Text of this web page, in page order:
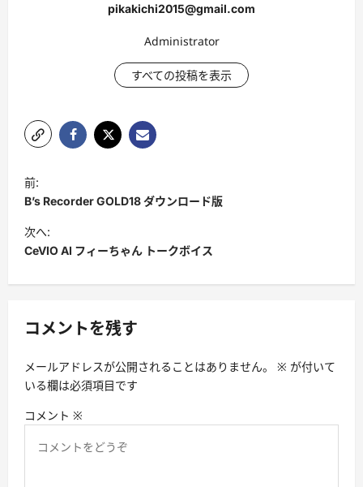
pikakichi2015@gmail.com
Administrator
すべての投稿を表示
投
稿
ナ
ビ
シ
ン
前:
B’s Recorder GOLD18 ダウンロード版
次へ:
CeVIO AI フィーちゃん トークボイス
コメントを残す
メールアドレスが公開されることはありません。 ※ が付いて
いる欄は必須項目です
コメント ※